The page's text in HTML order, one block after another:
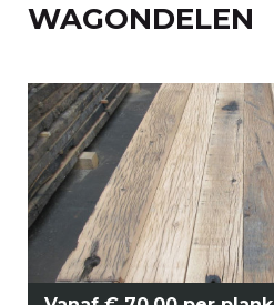
WAGONDELEN